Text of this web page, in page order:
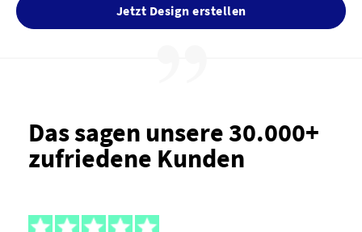
Jetzt Design erstellen
Das sagen unsere 30.000+
zufriedene Kunden